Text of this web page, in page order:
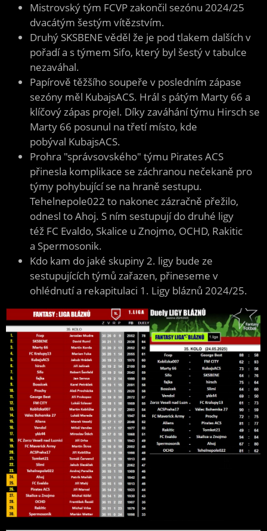
Mistrovský tým FCVP zakončil sezónu 2024/25
dvacátým šestým vítězstvím.
Druhý SKSBENE věděl že je pod tlakem dalších v
pořadí a s týmem Sifo, který byl šestý v tabulce
nezaváhal.
Papírově těžšího soupeře v posledním zápase
sezóny měl KubajsACS. Hrál s pátým Marty 66 a
klíčový zápas projel. Díky zaváhání týmu Hirsch se
Marty 66 posunul na třetí místo, kde
pobýval KubajsACS.
Prohra "správsovského" týmu Pirates ACS
přinesla komplikace se záchranou nečekaně pro
týmy pohybující se na hraně sestupu.
Tehelnepole022 to nakonec zázračně přežilo,
odnesl to Ahoj. S ním sestupují do druhé ligy
též FC Evaldo, Skalice u Znojmo, OCHD, Rakitic
a Spermosonik.
Kdo kam do jaké skupiny 2. ligy bude ze
sestupujících týmů zařazen, přineseme v
ohlédnutí a rekapitulaci 1. Ligy bláznů 2024/25.